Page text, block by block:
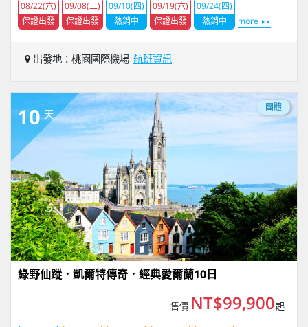
08/22(六)
保證出發
09/08(二)
保證出發
09/10(四)
熱銷中
09/19(六)
保證出發
09/24(四)
熱銷中
more
出發地：桃園國際機場 航班資訊
10 天
團體
綠野仙蹤．凱爾特傳奇．經典愛爾蘭10日
售價 NT$99,900起